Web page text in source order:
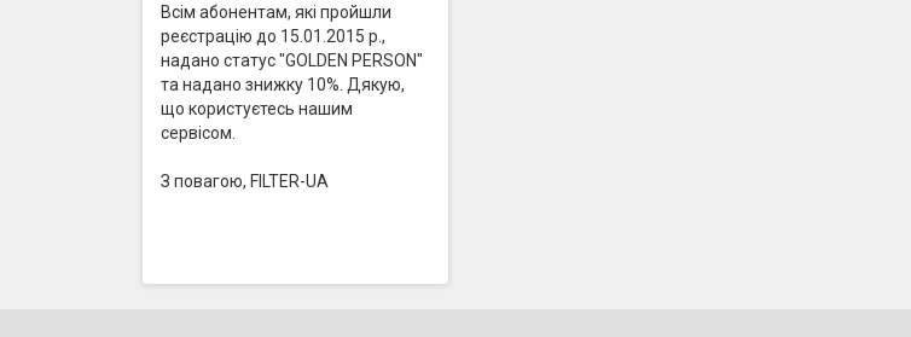
Всім абонентам, які пройшли
реєстрацію до 15.01.2015 р.,
надано статус "GOLDEN PERSON"
та надано знижку 10%. Дякую,
що користуєтесь нашим
сервісом.
З повагою, FILTER-UA